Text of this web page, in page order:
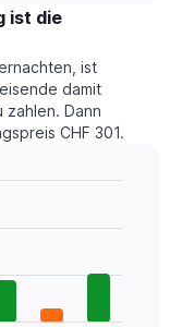
ist die
ist
damit
zahlen. Dann
CHF 301.